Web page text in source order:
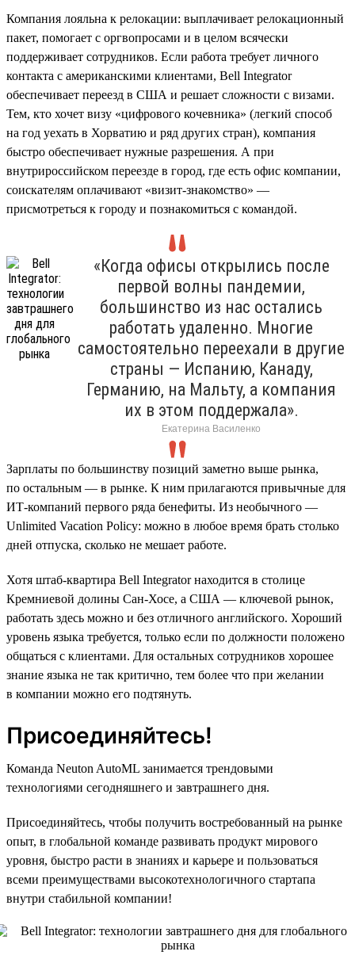
Компания лояльна к релокации: выплачивает релокационный
пакет, помогает с оргвопросами и в целом всячески
поддерживает сотрудников. Если работа требует личного
контакта с американскими клиентами, Bell Integrator
обеспечивает переезд в США и решает сложности с визами.
Тем, кто хочет визу «цифрового кочевника» (легкий способ
на год уехать в Хорватию и ряд других стран), компания
быстро обеспечивает нужные разрешения. А при
внутрироссийском переезде в город, где есть офис компании,
соискателям оплачивают «визит-знакомство» —
присмотреться к городу и познакомиться с командой.
«Когда офисы открылись после
первой волны пандемии,
большинство из нас остались
работать удаленно. Многие
самостоятельно переехали в другие
страны — Испанию, Канаду,
Германию, на Мальту, а компания
их в этом поддержала».
Екатерина Василенко
Зарплаты по большинству позиций заметно выше рынка,
по остальным — в рынке. К ним прилагаются привычные для
ИТ-компаний первого ряда бенефиты. Из необычного —
Unlimited Vacation Policy: можно в любое время брать столько
дней отпуска, сколько не мешает работе.
Хотя штаб-квартира Bell Integrator находится в столице
Кремниевой долины Сан-Хосе, а США — ключевой рынок,
работать здесь можно и без отличного английского. Хороший
уровень языка требуется, только если по должности положено
общаться с клиентами. Для остальных сотрудников хорошее
знание языка не так критично, тем более что при желании
в компании можно его подтянуть.
Присоединяйтесь!
Команда Neuton AutoML занимается трендовыми
технологиями сегодняшнего и завтрашнего дня.
Присоединяйтесь, чтобы получить востребованный на рынке
опыт, в глобальной команде развивать продукт мирового
уровня, быстро расти в знаниях и карьере и пользоваться
всеми преимуществами высокотехнологичного стартапа
внутри стабильной компании!